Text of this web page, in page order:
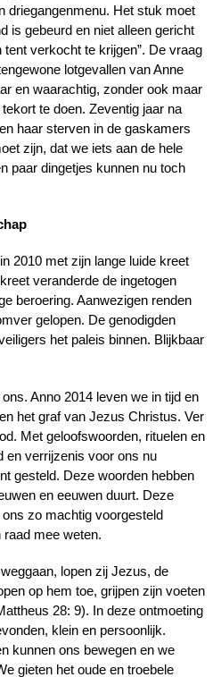
driegangenmenu. Het stuk moet
is gebeurd en niet alleen gericht
tent verkocht te krijgen”. De vraag
lotgevallen van Anne
en waarachtig, zonder ook maar
te doen. Zeventig jaar na
haar sterven in de gaskamers
zijn, dat we iets aan de hele
paar dingetjes kunnen nu toch
2010 met zijn lange luide kreet
veranderde de ingetogen
beroering. Aanwezigen renden
gelopen. De genodigden
het paleis binnen. Blijkbaar
Anno 2014 leven we in tijd en
het graf van Jezus Christus. Ver
Met geloofswoorden, rituelen en
en verrijzenis voor ons nu
gesteld. Deze woorden hebben
en eeuwen duurt. Deze
zo machtig voorgesteld
mee weten.
lopen zij Jezus, de
op hem toe, grijpen zijn voeten
28: 9). In deze ontmoeting
klein en persoonlijk.
kunnen ons bewegen en we
gieten het oude en troebele